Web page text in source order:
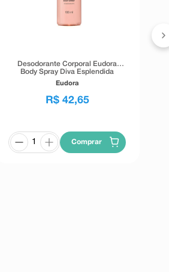
Desodorante Corporal Eudora
Body Spray Diva Esplendida
100ml
Eudora
R$ 42,65
Comprar